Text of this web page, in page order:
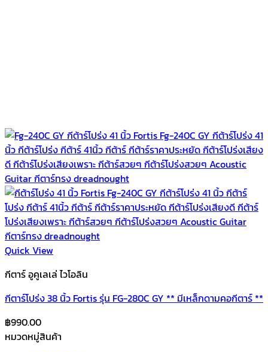
Quick View
กีตาร์ อูคูเลเล่ ไวโอลิน
กีตาร์โปร่ง 38 นิ้ว Fortis รุ่น FG-280C GY ** มีเหล็กดามคอกีตาร์ **
฿990.00
หมวดหมู่สินค้า